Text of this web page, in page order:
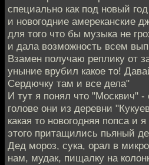
специально как под новый
и новогодние амереканские
для того что бы музыка не
и дала возможность всем
Взамен получаю реплику от
уныние врубил какое то!
Сердючку там и все дела"
И тут я понял что "Москвич" -
голове они из деревни
какая то новогодняя попса и
этого притащились пьяный
Дед мороз, сука, орал в
нам, мудак, пищалку на